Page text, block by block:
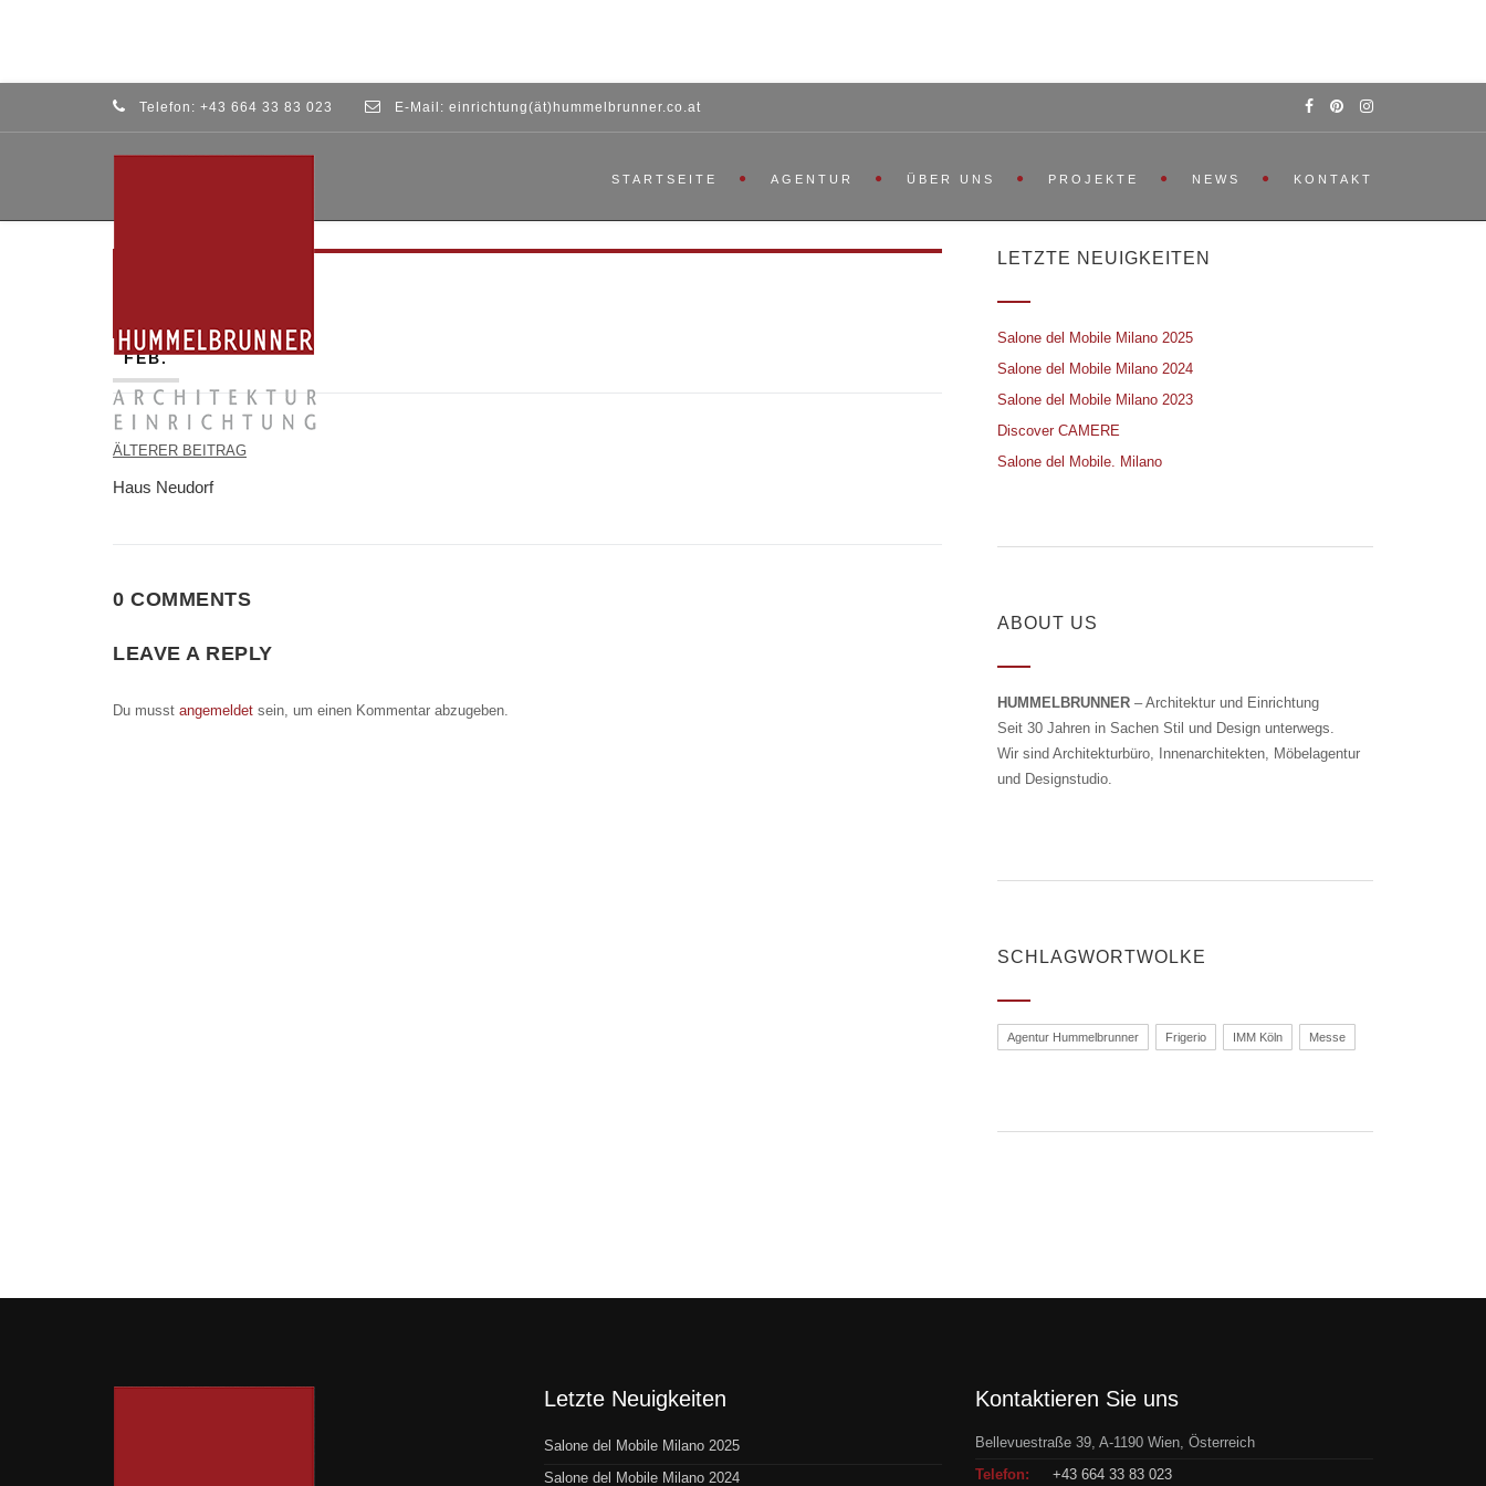
Telefon: +43 664 33 83 023 E-Mail: einrichtung(ät)hummelbrunner.co.at
STARTSEITE AGENTUR ÜBER UNS PROJEKTE NEWS KONTAKT
FEB.
#2
Beitragsnavigation
ÄLTERER BEITRAG
Haus Neudorf
0 COMMENTS
LEAVE A REPLY
Du musst angemeldet sein, um einen Kommentar abzugeben.
LETZTE NEUIGKEITEN
Salone del Mobile Milano 2025
Salone del Mobile Milano 2024
Salone del Mobile Milano 2023
Discover CAMERE
Salone del Mobile. Milano
ABOUT US
HUMMELBRUNNER – Architektur und Einrichtung
Seit 30 Jahren in Sachen Stil und Design unterwegs.
Wir sind Architekturbüro, Innenarchitekten, Möbelagentur
und Designstudio.
SCHLAGWORTWOLKE
Agentur Hummelbrunner Frigerio IMM Köln Messe
Letzte Neuigkeiten
Salone del Mobile Milano 2025
Salone del Mobile Milano 2024
Kontaktieren Sie uns
Bellevuestraße 39, A-1190 Wien, Österreich
Telefon:
+43 664 33 83 023